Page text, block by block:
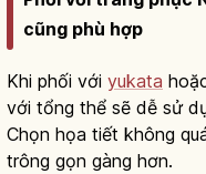
cũng phù hợp
Khi phối với yukata
với tổng thể sẽ dễ sử
Chọn họa tiết không
trông gọn gàng hơn.